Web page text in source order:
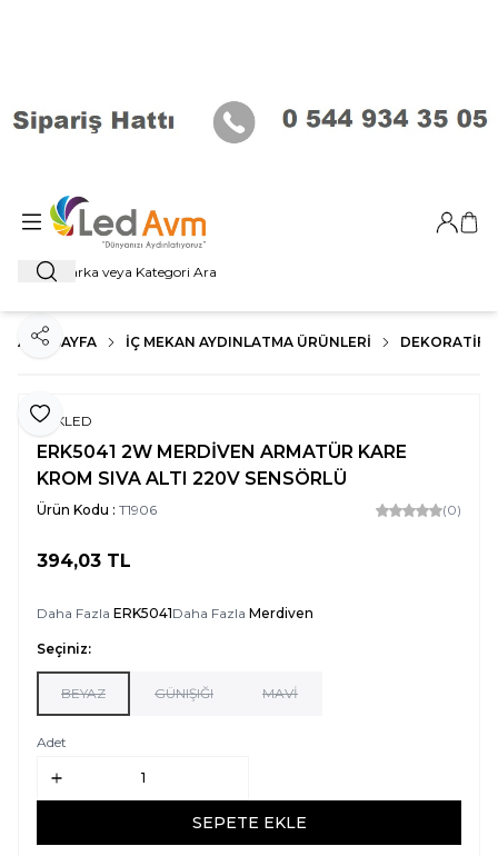
Ara
Giriş
ANA SAYFA İÇ MEKAN AYDINLATMA ÜRÜNLERI DEKORATİF
Favoriye Ekle
Paylaş
ERKLED
ERK5041 2W MERDİVEN ARMATÜR KARE
KROM SIVA ALTI 220V SENSÖRLÜ
Ürün Kodu : T1906 (0)
394,03 TL
Daha Fazla ERK5041Daha Fazla Merdiven
Seçiniz:
BEYAZ GÜNIŞIĞI MAVİ
Adet
SEPETE EKLE